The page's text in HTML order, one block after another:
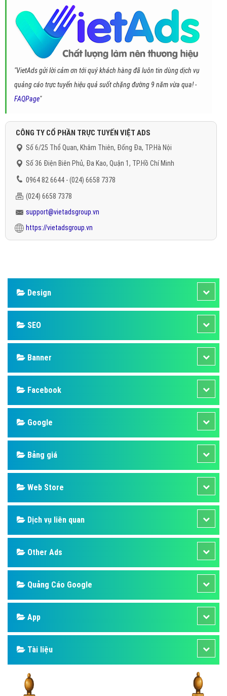
"VietAds gửi lời cảm ơn tới quý khách hàng đã luôn tin dùng dịch vụ
quảng cáo trực tuyến hiệu quả suốt chặng đường 9 năm vừa qua! -
FAQPage"
CÔNG TY CỔ PHẦN TRỰC TUYẾN VIỆT ADS
Số 6/25 Thổ Quan, Khâm Thiên, Đống Đa, TP.Hà Nội
Số 36 Điện Biên Phủ, Đa Kao, Quận 1, TP.Hồ Chí Minh
0964 82 6644 - (024) 6658 7378
(024) 6658 7378
support@vietadsgroup.vn
https://vietadsgroup.vn
Design
SEO
Banner
Facebook
Google
Bảng giá